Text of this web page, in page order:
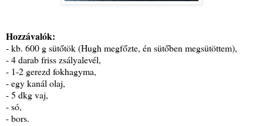
Hozzávalók:
- kb. 600 g sütőtök (Hugh megfőzte, én sütőben megsütöttem),
- 4 darab friss zsályalevél,
- 1-2 gerezd fokhagyma,
- egy kanál olaj,
- 5 dkg vaj,
- só,
- bors.